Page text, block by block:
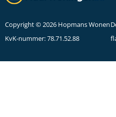
Copyright © 2026 Hopmans Wonen
KvK-nummer: 78.71.52.88